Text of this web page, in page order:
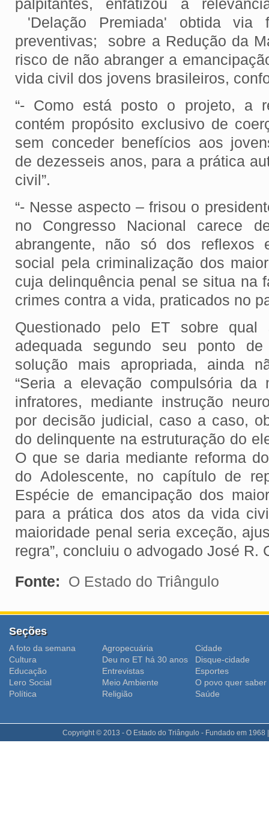
palpitantes, enfatizou a
'Delação Premiada' obtida via
preventivas; sobre a Redução da
risco de não abranger a
vida civil dos jovens brasileiros,
“- Como está posto o projeto, a
contém propósito exclusivo de
sem conceder benefícios aos
de dezesseis anos, para a prática
civil”.
“- Nesse aspecto – frisou o
no Congresso Nacional carece
abrangente, não só dos reflexos
social pela criminalização dos
cuja delinquência penal se situa na
crimes contra a vida, praticados no
Questionado pelo ET sobre
adequada segundo seu ponto
solução mais apropriada, ainda
“Seria a elevação compulsória da
infratores, mediante instrução
por decisão judicial, caso a caso,
do delinquente na estruturação do
O que se daria mediante reforma
do Adolescente, no capítulo de
Espécie de emancipação dos
para a prática dos atos da vida
maioridade penal seria exceção,
regra”, concluiu o advogado José R.
Fonte:
O Estado do Triângulo
Seções
A foto da semana Agropecuária
Cidade
Cultura
Deu no ET há 30 anos
Disque-cidade
Educação
Entrevistas
Esportes
Lero Social
Meio Ambiente
O povo quer saber
Polí­tica
Religião Saúde
Copyright © 2013 - O Estado do Triângulo - Fundado em